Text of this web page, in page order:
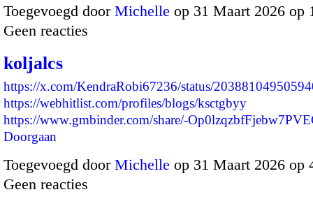
Toegevoegd door Michelle op 31 Maart 2026
Geen reacties
koljalcs
https://x.com/KendraRobi67236/status/
https://webhitlist.com/profiles/blogs/ksctgbyy
https://www.gmbinder.com/share/-
Doorgaan
Toegevoegd door Michelle op 31 Maart 2026
Geen reacties